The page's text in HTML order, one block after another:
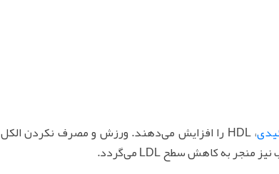
، HDL را افزایش می‌دهند. ورزش و مصرف نکردن الکل